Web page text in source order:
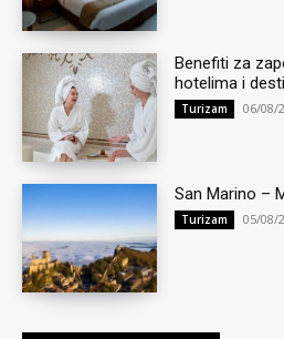
Benefiti za
hotelima i
Turizam 06/08/
San Marino –
Turizam 05/08/